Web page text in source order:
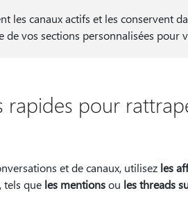
les canaux actifs et les conservent
de vos sections personnalisées pour
rapides pour
et de canaux, utilisez les
tels que les mentionsou les threads